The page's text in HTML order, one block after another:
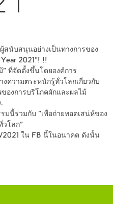
สนับสนุนอย่างเป็นทางการของ
2021"! !!
" ที่จัดตั้งขึ้นโดยองค์การ
ความตระหนักรู้ทั่วโลกเกี่ยวกับ
องการบริโภคผักและผลไม้
มนี้ร่วมกับ "เพื่อถ่ายทอดเสน่ห์ของ
วโลก"
ใน FB นี้ในอนาคต ดังนั้น